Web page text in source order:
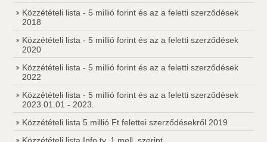
Közzétételi lista - 5 millió forint és az a feletti szerződések
2018
Közzétételi lista - 5 millió forint és az a feletti szerződések
2020
Közzétételi lista - 5 millió forint és az a feletti szerződések
2022
Közzétételi lista - 5 millió forint és az a feletti szerződések
2023.01.01 - 2023.
Közzétételi lista 5 millió Ft felettei szerződésekről 2019